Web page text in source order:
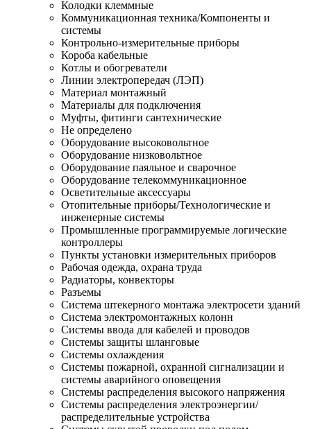
Колодки клеммные
Коммуникационная техника/Компоненты и
системы
Контрольно-измерительные приборы
Короба кабельные
Котлы и обогреватели
Линии электропередач (ЛЭП)
Материал монтажный
Материалы для подключения
Муфты, фитинги сантехнические
Не определено
Оборудование высоковольтное
Оборудование низковольтное
Оборудование паяльное и сварочное
Оборудование телекоммуникационное
Осветительные аксессуары
Отопительные приборы/Технологические и
инженерные системы
Промышленные программируемые логические
контроллеры
Пункты установки измерительных приборов
Рабочая одежда, охрана труда
Радиаторы, конвекторы
Разъемы
Система штекерного монтажа электросети зданий
Система электромонтажных колонн
Системы ввода для кабелей и проводов
Системы защиты шланговые
Системы охлаждения
Системы пожарной, охранной сигнализации и
системы аварийного оповещения
Системы распределения высокого напряжения
Системы распределения электроэнергии/
распределительные устройства